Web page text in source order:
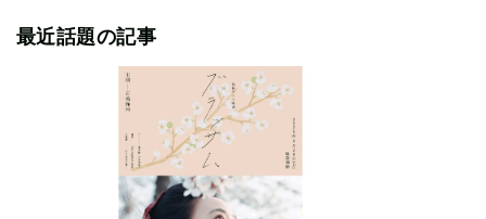
最近話題の記事